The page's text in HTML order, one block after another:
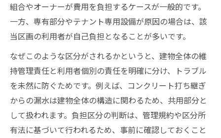
組合やオーナーが費用を負担するケースが一般的です。
一方、専有部分やテナント専用設備が原因の場合は、該
当区画の利用者が自己負担となることが多いです。
なぜこのような区分がされるかというと、建物全体の維
持管理責任と利用者個別の責任を明確に分け、トラブル
を未然に防ぐためです。例えば、コンクリート打ち継ぎ
からの漏水は建物全体の構造に関わるため、共用部分と
して扱われます。負担区分の判断は、管理規約や区分所
有法に基づいて行われるため、事前に確認しておくこと